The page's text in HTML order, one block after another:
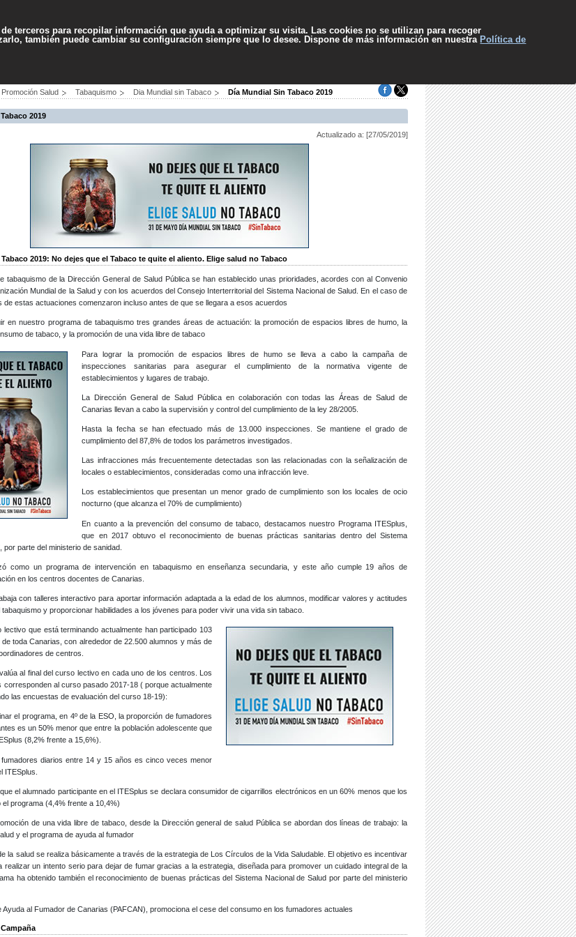
terceros para recopilar información que ayuda a optimizar su visita. Las cookies no se utilizan para recoger
también puede cambiar su configuración siempre que lo desee. Dispone de más información en nuestra Política de
Promoción Salud Tabaquismo Dia Mundial sin Tabaco Día Mundial Sin Tabaco 2019
2019
Actualizado a: [27/05/2019]
2019: No dejes que el Tabaco te quite el aliento. Elige salud no Tabaco
tabaquismo de la Dirección General de Salud Pública se han establecido unas prioridades, acordes con al Convenio
Mundial de la Salud y con los acuerdos del Consejo Interterritorial del Sistema Nacional de Salud. En el caso de
de estas actuaciones comenzaron incluso antes de que se llegara a esos acuerdos
en nuestro programa de tabaquismo tres grandes áreas de actuación: la promoción de espacios libres de humo, la
de tabaco, y la promoción de una vida libre de tabaco
Para lograr la promoción de espacios libres de humo se lleva a cabo la campaña de
inspecciones sanitarias para asegurar el cumplimiento de la normativa vigente de
establecimientos y lugares de trabajo.
La Dirección General de Salud Pública en colaboración con todas las Áreas de Salud de
Canarias llevan a cabo la supervisión y control del cumplimiento de la ley 28/2005.
Hasta la fecha se han efectuado más de 13.000 inspecciones. Se mantiene el grado de
cumplimiento del 87,8% de todos los parámetros investigados.
Las infracciones más frecuentemente detectadas son las relacionadas con la señalización de
locales o establecimientos, consideradas como una infracción leve.
Los establecimientos que presentan un menor grado de cumplimiento son los locales de ocio
nocturno (que alcanza el 70% de cumplimiento)
En cuanto a la prevención del consumo de tabaco, destacamos nuestro Programa ITESplus,
que en 2017 obtuvo el reconocimiento de buenas prácticas sanitarias dentro del Sistema
por parte del ministerio de sanidad.
como un programa de intervención en tabaquismo en enseñanza secundaria, y este año cumple 19 años de
en los centros docentes de Canarias.
con talleres interactivo para aportar información adaptada a la edad de los alumnos, modificar valores y actitudes
y proporcionar habilidades a los jóvenes para poder vivir una vida sin tabaco.
lectivo que está terminando actualmente han participado 103
toda Canarias, con alrededor de 22.500 alumnos y más de
de centros.
al final del curso lectivo en cada uno de los centros. Los
corresponden al curso pasado 2017-18 ( porque actualmente
las encuestas de evaluación del curso 18-19):
el programa, en 4º de la ESO, la proporción de fumadores
es un 50% menor que entre la población adolescente que
(8,2% frente a 15,6%).
diarios entre 14 y 15 años es cinco veces menor
ITESplus.
el alumnado participante en el ITESplus se declara consumidor de cigarrillos electrónicos en un 60% menos que los
el programa (4,4% frente a 10,4%)
de una vida libre de tabaco, desde la Dirección general de salud Pública se abordan dos líneas de trabajo: la
y el programa de ayuda al fumador
la salud se realiza básicamente a través de la estrategia de Los Círculos de la Vida Saludable. El objetivo es incentivar
realizar un intento serio para dejar de fumar gracias a la estrategia, diseñada para promover un cuidado integral de la
ha obtenido también el reconocimiento de buenas prácticas del Sistema Nacional de Salud por parte del ministerio
Ayuda al Fumador de Canarias (PAFCAN), promociona el cese del consumo en los fumadores actuales